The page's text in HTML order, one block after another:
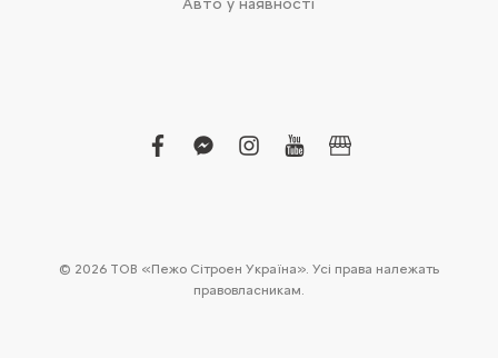
Авто у наявності
facebook
facebook-
instagram
youtubebusiness
© 2026 ТОВ «Пежо Сітроен Україна». Усі права належать
правовласникам.